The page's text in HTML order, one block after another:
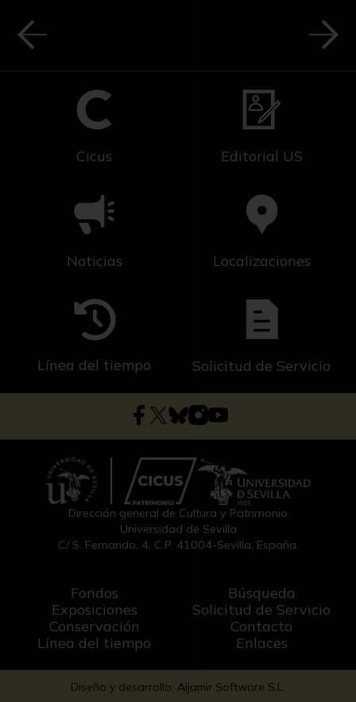
Cicus Editorial US
Noticias Localizaciones
Línea del tiempo Solicitud de Servicio
Dirección general de Cultura y Patrimonio
Universidad de Sevilla
C/ S. Fernando, 4, C.P. 41004-Sevilla, España.
Fondos
Exposiciones
Conservación
Línea del tiempo
Búsqueda
Solicitud de Servicio
Contacto
Enlaces
Diseño y desarrollo: Aljamir Software S.L.